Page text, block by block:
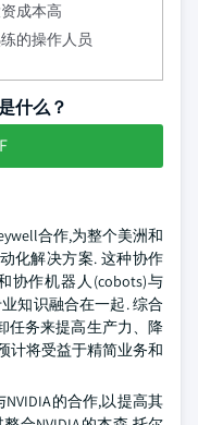
成本高
的操作人员
什么？
合作,为整个美洲和
化解决方案. 这种协作
协作机器人(cobots)与
知识融合在一起. 综合
任务来提高生产力、降
计将受益于精简业务和
的合作,以提高其